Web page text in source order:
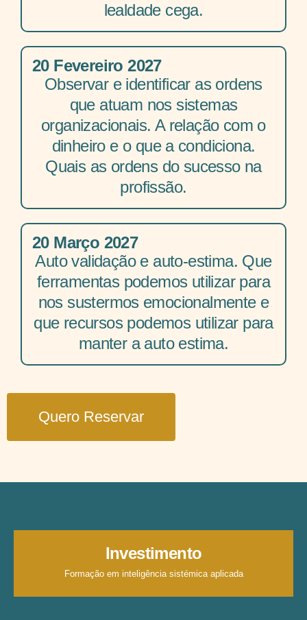
lealdade cega.
20 Fevereiro 2027
Observar e identificar as ordens
que atuam nos sistemas
organizacionais. A relação com o
dinheiro e o que a condiciona.
Quais as ordens do sucesso na
profissão.
20 Março 2027
Auto validação e auto-estima. Que
ferramentas podemos utilizar para
nos sustermos emocionalmente e
que recursos podemos utilizar para
manter a auto estima.
Quero Reservar
Investimento
Formação em inteligência sistémica aplicada